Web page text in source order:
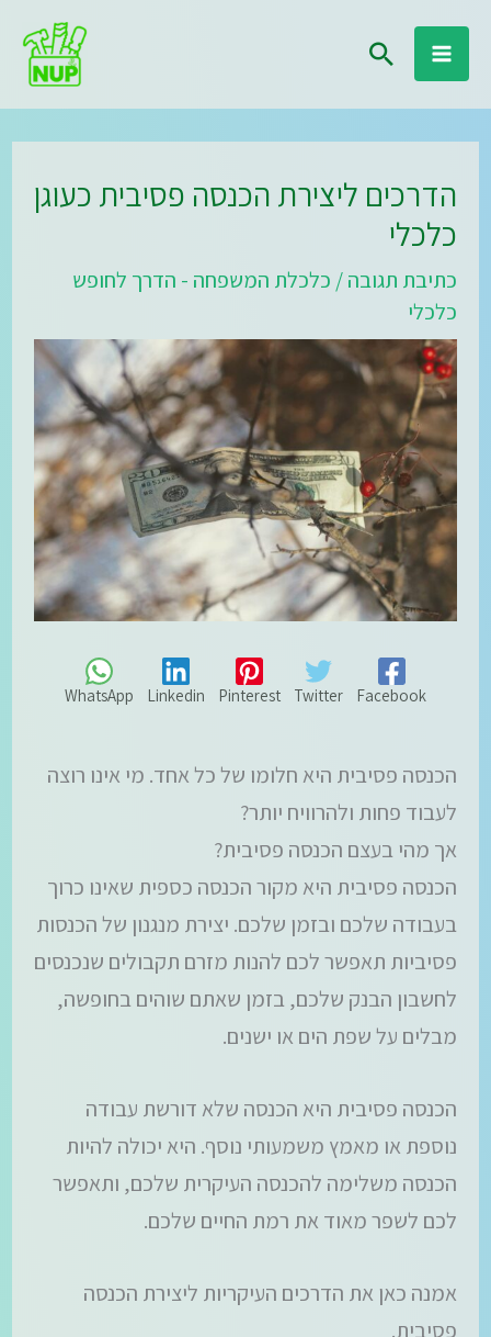
לתוכן
חיפוש
הדרכים ליצירת הכנסה פסיבית כעוגן
כלכלי
כתיבת תגובה/ כלכלת המשפחה - הדרך לחופש
כלכלי
Facebook
Twitter
Pinterest
Linkedin
WhatsApp
הכנסה פסיבית היא חלומו של כל אחד. מי אינו רוצה
לעבוד פחות ולהרוויח יותר?
אך מהי בעצם הכנסה פסיבית?
הכנסה פסיבית היא מקור הכנסה כספית שאינו כרוך
בעבודה שלכם ובזמן שלכם. יצירת מנגנון של הכנסות
פסיביות תאפשר לכם להנות מזרם תקבולים שנכנסים
לחשבון הבנק שלכם, בזמן שאתם שוהים בחופשה,
מבלים על שפת הים או ישנים.
הכנסה פסיבית היא הכנסה שלא דורשת עבודה
נוספת או מאמץ משמעותי נוסף. היא יכולה להיות
הכנסה משלימה להכנסה העיקרית שלכם, ותאפשר
לכם לשפר מאוד את רמת החיים שלכם.
אמנה כאן את הדרכים העיקריות ליצירת הכנסה
פסיבית.